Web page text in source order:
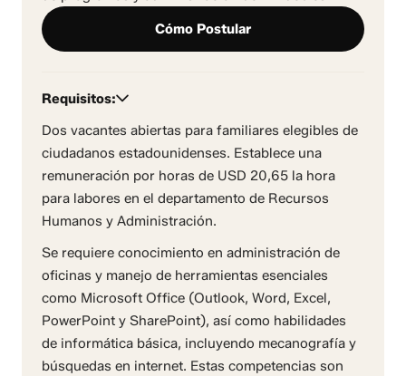
Cómo Postular
Requisitos:
Dos vacantes abiertas para familiares elegibles de
ciudadanos estadounidenses. Establece una
remuneración por horas de USD 20,65 la hora
para labores en el departamento de Recursos
Humanos y Administración.
Se requiere conocimiento en administración de
oficinas y manejo de herramientas esenciales
como Microsoft Office (Outlook, Word, Excel,
PowerPoint y SharePoint), así como habilidades
de informática básica, incluyendo mecanografía y
búsquedas en internet. Estas competencias son